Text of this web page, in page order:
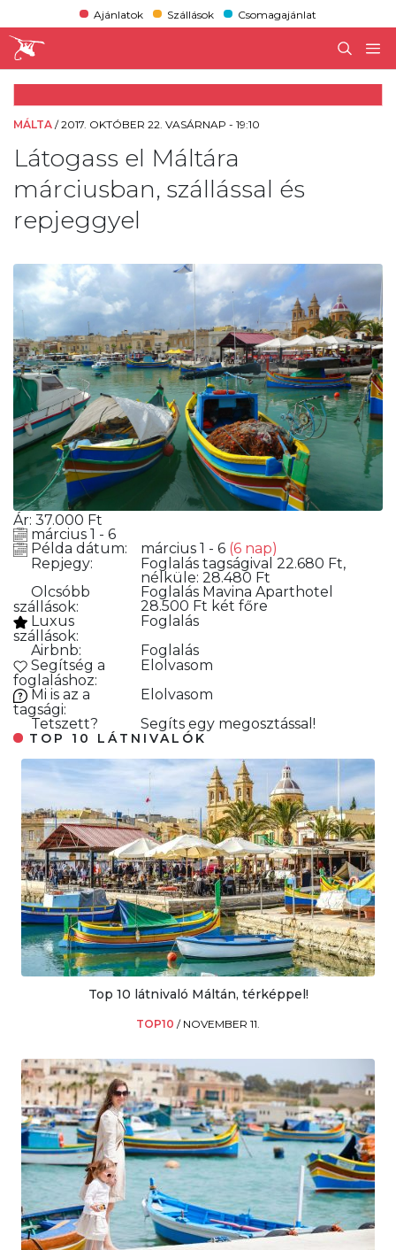
Ajánlatok Szállások Csomagajánlat
MÁLTA /2017. OKTÓBER 22. VASÁRNAP - 19:10
Látogass el Máltára
márciusban, szállással és
repjeggyel
Ár: 37.000 Ft
március 1 - 6
Példa dátum:
március 1 - 6 (6 nap)
Repjegy:
Foglalás tagságival 22.680 Ft,
nélküle: 28.480 Ft
Olcsóbb
szállások:
Foglalás Mavina Aparthotel
28.500 Ft két főre
Luxus
szállások:
Foglalás
Airbnb:
Foglalás
Segítség a
foglaláshoz:
Elolvasom
Mi is az a
tagsági:
Elolvasom
Tetszett?
Segíts egy megosztással!
TOP 10 LÁTNIVALÓK
Top 10 látnivaló Máltán, térképpel!
TOP10 / NOVEMBER 11.